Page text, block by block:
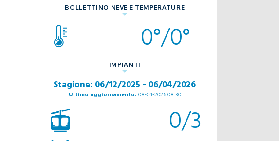
BOLLETTINO NEVE E TEMPERATURE
0°/0°
IMPIANTI
Stagione: 06/12/2025 - 06/04/2026
Ultimo aggiornamento: 08-04-2026 08:30
0/3